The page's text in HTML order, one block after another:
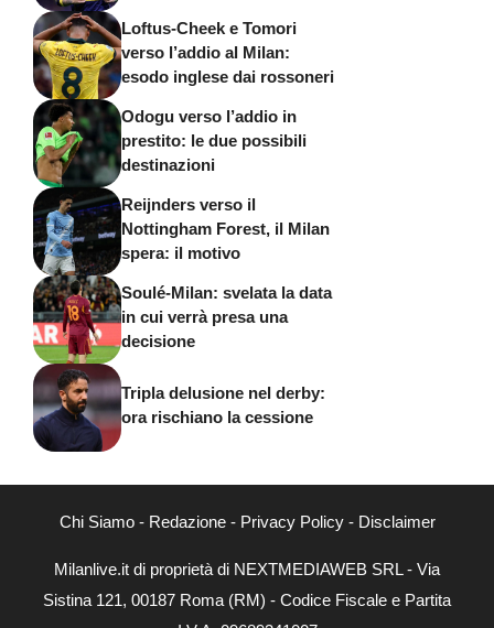
Loftus-Cheek e Tomori
verso l’addio al Milan:
esodo inglese dai rossoneri
Odogu verso l’addio in
prestito: le due possibili
destinazioni
Reijnders verso il
Nottingham Forest, il Milan
spera: il motivo
Soulé-Milan: svelata la data
in cui verrà presa una
decisione
Tripla delusione nel derby:
ora rischiano la cessione
Chi Siamo- Redazione- Privacy Policy- Disclaimer
Milanlive.it di proprietà di NEXTMEDIAWEB SRL - Via
Sistina 121, 00187 Roma (RM) - Codice Fiscale e Partita